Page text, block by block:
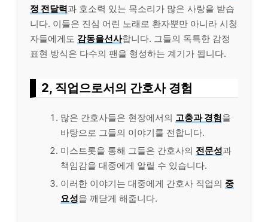
정 전달력과 호소력 있는 목소리가 많은 사랑을 받습
니다. 이들은 진심 어린 노래로 환자뿐만 아니라 시청
자들에게도 감동을선사합니다. 그들의 독특한 감정
표현 방식은 다수의 팬을 형성하는 계기가 됩니다.
2, 직업으로서의 간호사 경험
많은 간호사들은 현장에서의 고충과 경험을
바탕으로 그들의 이야기를 전합니다.
미스트롯을 통해 그들은 간호사의 전문성과
책임감을 대중에게 알릴 수 있습니다.
이러한 이야기는 대중에게 간호사 직업의 중
요성을 깨닫게 해줍니다.